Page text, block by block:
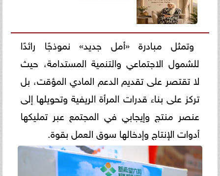
وتمثل مبادرة «أمل جديد» نموذجًا رائدًا
للشمول الاجتماعي والتنمية المستدامة، حيث
لا تقتصر على تقديم الدعم المادي المؤقت، بل
تركز على بناء قدرات المرأة الريفية وتحويلها إلى
عنصر منتج وإيجابي في المجتمع عبر تمليكها
أدوات الإنتاج وإدخالها سوق العمل بقوة.